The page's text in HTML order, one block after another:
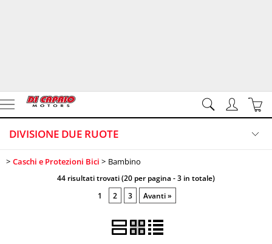
Categoria:
DIVISIONE DUE RUOTE Caschi e Protezioni Bici > Bambino
Marca
HOME PAGE
DIVISIONE GARDEN
DIVISIONE DUE RUOTE
Caschi e Protezioni Bici Bambino
44 risultati trovati (20 per pagina - 3 in totale)
1
2 3 Avanti »